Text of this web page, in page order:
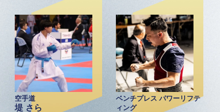
空手道
堤 さら
ベンチプレス パワーリフテ
ィング